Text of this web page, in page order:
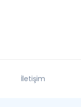
İletişim